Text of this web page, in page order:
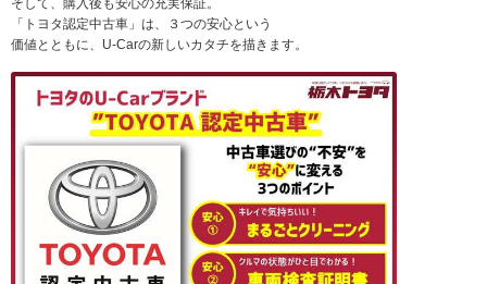
そして、購入後も安心の充実保証。
「トヨタ認定中古車」は、３つの安心という
価値とともに、U-Carの新しいカタチを描きます。